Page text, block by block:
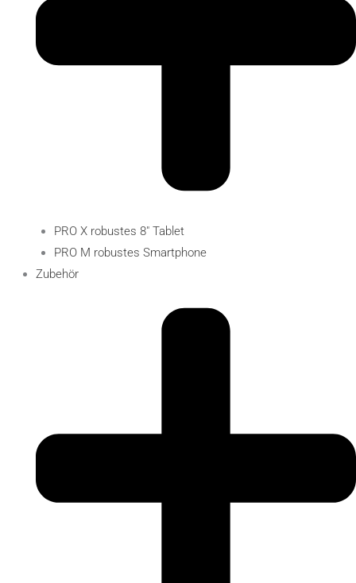
PRO X robustes 8″ Tablet
PRO M robustes Smartphone
Zubehör